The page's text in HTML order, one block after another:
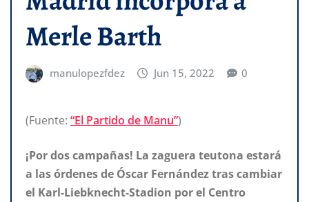
Merle Barth
manulopezfdez Jun 15, 2022 0
(Fuente: “El Partido de Manu”)
¡Por dos campañas! La zaguera teutona estará
a las órdenes de Óscar Fernández tras cambiar
el Karl-Liebknecht-Stadion por el Centro